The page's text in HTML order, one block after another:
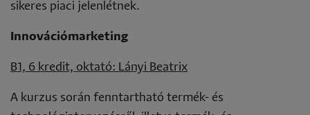
sikeres piaci jelenlétnek.
Innovációmarketing
B1, 6 kredit, oktató: Lányi Beatrix
A kurzus során fenntartható termék- és